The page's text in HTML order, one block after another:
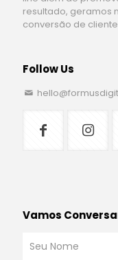
resultado, geramos
conversão de
Follow Us
Vamos